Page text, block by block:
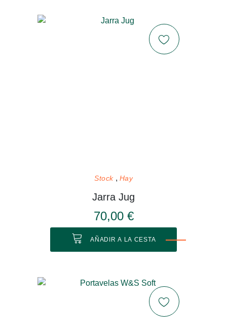
Stock Hay
Jarra Jug
70,00 €
AÑADIR A LA CESTA